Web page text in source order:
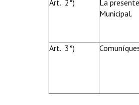
Art. 2°)
La
Municipal.
Art. 3°)